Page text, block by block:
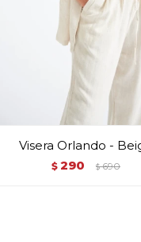
Visera Orlando -
$ 290 $ 690